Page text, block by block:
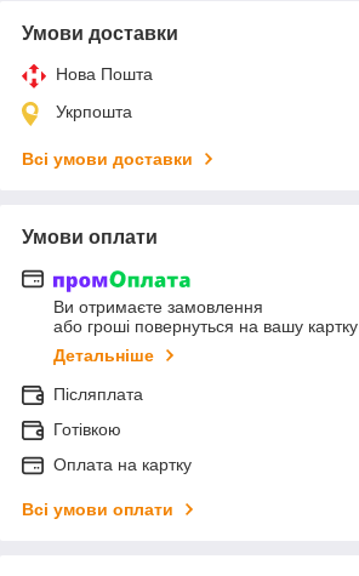
Умови доставки
Нова Пошта
Укрпошта
Всі умови доставки
Умови оплати
Ви отримаєте замовлення
або гроші повернуться на вашу картку
Детальніше
Післяплата
Готівкою
Оплата на картку
Всі умови оплати